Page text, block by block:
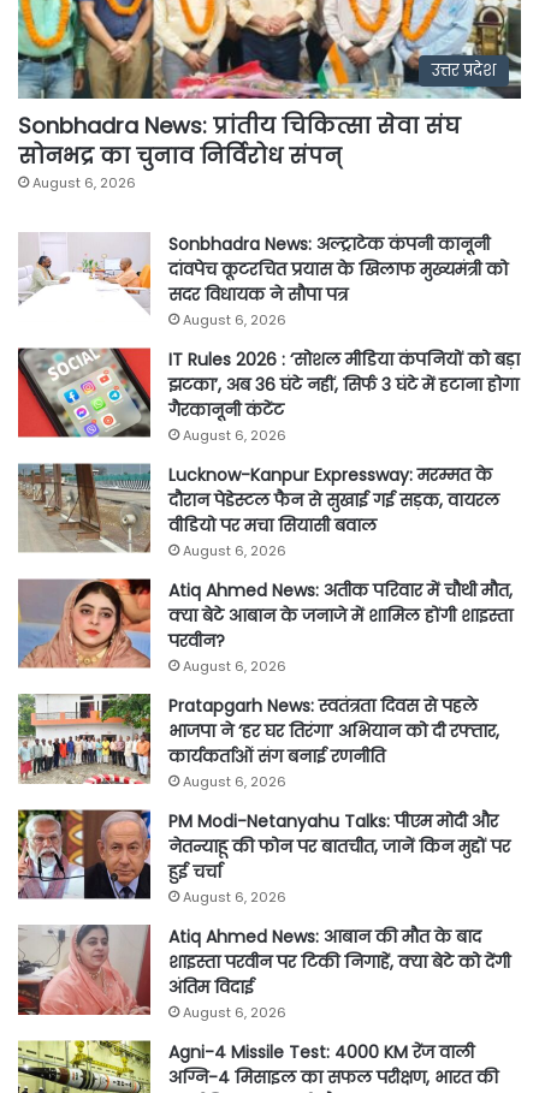
उत्तर प्रदेश
Sonbhadra News: प्रांतीय चिकित्सा सेवा संघ
सोनभद्र का चुनाव निर्विरोध संपन्
August 6, 2026
Sonbhadra News: अल्ट्राटेक कंपनी कानूनी
दांवपेच कूटरचित प्रयास के खिलाफ मुख्यमंत्री को
सदर विधायक ने सौपा पत्र
August 6, 2026
IT Rules 2026 : ‘सोशल मीडिया कंपनियों को बड़ा
झटका’, अब 36 घंटे नहीं, सिर्फ 3 घंटे में हटाना होगा
गैरकानूनी कंटेंट
August 6, 2026
Lucknow-Kanpur Expressway: मरम्मत के
दौरान पेडेस्टल फैन से सुखाई गई सड़क, वायरल
वीडियो पर मचा सियासी बवाल
August 6, 2026
Atiq Ahmed News: अतीक परिवार में चौथी मौत,
क्या बेटे आबान के जनाजे में शामिल होंगी शाइस्ता
परवीन?
August 6, 2026
Pratapgarh News: स्वतंत्रता दिवस से पहले
भाजपा ने ‘हर घर तिरंगा’ अभियान को दी रफ्तार,
कार्यकर्ताओं संग बनाई रणनीति
August 6, 2026
PM Modi-Netanyahu Talks: पीएम मोदी और
नेतन्याहू की फोन पर बातचीत, जानें किन मुद्दों पर
हुई चर्चा
August 6, 2026
Atiq Ahmed News: आबान की मौत के बाद
शाइस्ता परवीन पर टिकी निगाहें, क्या बेटे को देंगी
अंतिम विदाई
August 6, 2026
Agni-4 Missile Test: 4000 KM रेंज वाली
अग्नि-4 मिसाइल का सफल परीक्षण, भारत की